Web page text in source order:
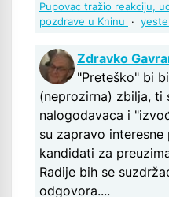
Pupovac tražio reakciju,
pozdrave u Kninu
·
Zdravko
"Preteško" bi
(neprozirna) zbilja, ti
nalogodavaca i
su zapravo
kandidati za
Radije bih se
odgovora....